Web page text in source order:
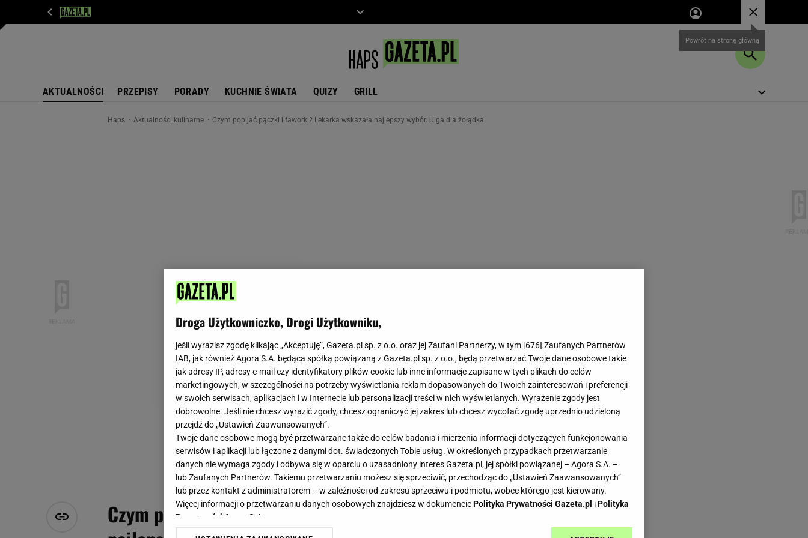
AKTUALNOŚCI PRZEPISY PORADY KUCHNIE ŚWIATA QUIZY GRILL
Haps Aktualności kulinarne Czym popijać pączki i faworki? Lekarka wskazała najlepszy wybór. Ulga dla żołądka
Czym popijać pączki i faworki? Lekarka wskazała
Droga Użytkowniczko, Drogi Użytkowniku,
jeśli wyrazisz zgodę klikając „Akceptuję”, Gazeta.pl sp. z o.o. oraz jej Zaufani Partnerzy, w tym [676] Zaufanych Partnerów
IAB, jak również Agora S.A. będąca spółką powiązaną z Gazeta.pl sp. z o.o., będą przetwarzać Twoje dane osobowe takie
jak adresy IP, adresy e-mail czy identyfikatory plików cookie lub inne informacje zapisane w tych plikach do celów
marketingowych, w szczególności na potrzeby wyświetlania reklam dopasowanych do Twoich zainteresowań i preferencji
w swoich serwisach, aplikacjach i w Internecie lub personalizacji treści w nich wyświetlanych. Wyrażenie zgody jest
dobrowolne. Jeśli nie chcesz wyrazić zgody, chcesz ograniczyć jej zakres lub chcesz wycofać zgodę uprzednio udzieloną
przejdź do „Ustawień Zaawansowanych”.
Twoje dane osobowe mogą być przetwarzane także do celów badania i mierzenia informacji dotyczących funkcjonowania
serwisów i aplikacji lub łączone z danymi dot. świadczonych Tobie usług. W określonych przypadkach przetwarzanie
danych nie wymaga zgody i odbywa się w oparciu o uzasadniony interes Gazeta.pl, jej spółki powiązanej – Agora S.A. –
lub Zaufanych Partnerów. Takiemu przetwarzaniu możesz się sprzeciwić, przechodząc do „Ustawień Zaawansowanych”
lub przez kontakt z administratorem – w zależności od zakresu sprzeciwu i podmiotu, wobec którego jest kierowany.
Więcej informacji o przetwarzaniu danych osobowych znajdziesz w dokumenciePolityka Prywatności Gazeta.pl iPolityka
Prywatności Agora S.A.